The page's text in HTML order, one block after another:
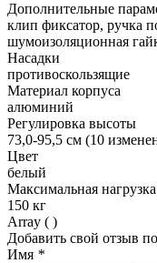
Дополнительные
клип фиксатор, ручка
шумоизоляционная
Насадки
противоскользящие
Материал корпуса
алюминий
Регулировка высоты
73,0-95,5 см (10
Цвет
белый
Максимальная нагрузка
150 кг
Array ( )
Добавить свой отзыв
Имя *